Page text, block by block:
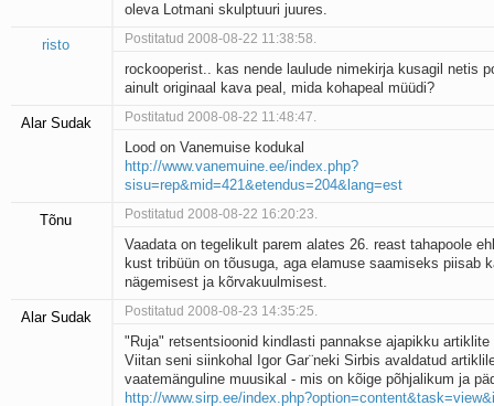
oleva Lotmani skulptuuri juures.
risto Postitatud 2008-08-22 11:38:58.
rockooperist.. kas nende laulude nimekirja kusagil netis
ainult originaal kava peal, mida kohapeal müüdi?
Alar Sudak Postitatud 2008-08-22 11:48:47.
Lood on Vanemuise kodukal
http://www.vanemuine.ee/index.php?
sisu=rep&mid=421&etendus=204&lang=est
Tõnu Postitatud 2008-08-22 16:20:23.
Vaadata on tegelikult parem alates 26. reast tahapoole
kust tribüün on tõusuga, aga elamuse saamiseks piisab
nägemisest ja kõrvakuulmisest.
Alar Sudak Postitatud 2008-08-23 14:35:25.
"Ruja" retsentsioonid kindlasti pannakse ajapikku artiklite
Viitan seni siinkohal Igor Gar¨neki Sirbis avaldatud
vaatemänguline muusikal - mis on kõige põhjalikum ja
http://www.sirp.ee/